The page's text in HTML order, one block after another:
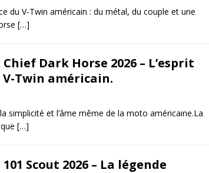
du V-Twin américain : du métal, du couple et une
[…]
Dark Horse 2026 – L’esprit
V-Twin américain.
simplicité et l’âme même de la moto américaine.La
[…]
Scout 2026 – La légende